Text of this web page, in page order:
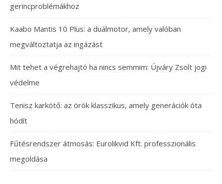
gerincproblémákhoz
Kaabo Mantis 10 Plus: a duálmotor, amely valóban
megváltoztatja az ingázást
Mit tehet a végrehajtó ha nincs semmim: Újváry Zsolt jogi
védelme
Tenisz karkötő: az örök klasszikus, amely generációk óta
hódít
Fűtésrendszer átmosás: Eurolikvid Kft. professzionális
megoldása